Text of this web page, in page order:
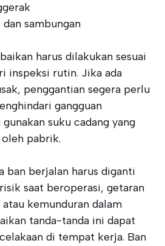
sambungan
harus dilakukan sesuai
inspeksi rutin. Jika ada
penggantian segera perlu
gangguan
suku cadang yang
pabrik.
ban berjalan harus diganti
saat beroperasi, getaran
kemunduran dalam
tanda-tanda ini dapat
di tempat kerja. Ban